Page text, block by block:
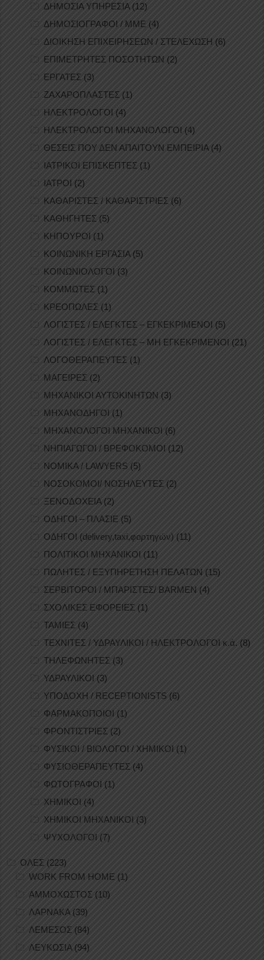
ΔΗΜΟΣΙΑ ΥΠΗΡΕΣΙΑ(12)
ΔΗΜΟΣΙΟΓΡΑΦΟΙ / ΜΜΕ (4)
ΔΙΟΙΚΗΣΗ ΕΠΙΧΕΙΡΗΣΕΩΝ / ΣΤΕΛΕΧΩΣΗ (6)
ΕΠΙΜΕΤΡΗΤΕΣ ΠΟΣΟΤΗΤΩΝ (2)
ΕΡΓΑΤΕΣ (3)
ΖΑΧΑΡΟΠΛΑΣΤΕΣ (1)
ΗΛΕΚΤΡΟΛΟΓΟΙ (4)
ΗΛΕΚΤΡΟΛΟΓΟΙ ΜΗΧΑΝΟΛΟΓΟΙ (4)
ΘΕΣΕΙΣ ΠΟΥ ΔΕΝ ΑΠΑΙΤΟΥΝ ΕΜΠΕΙΡΙΑ(4)
ΙΑΤΡΙΚΟΙ ΕΠΙΣΚΕΠΤΕΣ (1)
ΙΑΤΡΟΙ (2)
ΚΑΘΑΡΙΣΤΕΣ / ΚΑΘΑΡΙΣΤΡΙΕΣ (6)
ΚΑΘΗΓΗΤΕΣ (5)
ΚΗΠΟΥΡΟΙ (1)
ΚΟΙΝΩΝΙΚΗ ΕΡΓΑΣΙΑ(5)
ΚΟΙΝΩΝΙΟΛΟΓΟΙ (3)
ΚΟΜΜΩΤΕΣ (1)
ΚΡΕΟΠΩΛΕΣ (1)
ΛΟΓΙΣΤΕΣ / ΕΛΕΓΚΤΕΣ – ΕΓΚΕΚΡΙΜΕΝΟΙ (5)
ΛΟΓΙΣΤΕΣ / ΕΛΕΓΚΤΕΣ – ΜΗ ΕΓΚΕΚΡΙΜΕΝΟΙ (21)
ΛΟΓΟΘΕΡΑΠΕΥΤΕΣ (1)
ΜΑΓΕΙΡΕΣ (2)
ΜΗΧΑΝΙΚΟΙ ΑΥΤΟΚΙΝΗΤΩΝ (3)
ΜΗΧΑΝΟΔΗΓΟΙ (1)
ΜΗΧΑΝΟΛΟΓΟΙ ΜΗΧΑΝΙΚΟΙ (6)
ΝΗΠΙΑΓΩΓΟΙ / ΒΡΕΦΟΚΟΜΟΙ (12)
ΝΟΜΙΚΑ / LAWYERS (5)
ΝΟΣΟΚΟΜΟΙ/ ΝΟΣΗΛΕΥΤΕΣ (2)
ΞΕΝΟΔΟΧΕΙΑ(2)
ΟΔΗΓΟΙ – ΠΛΑΣΙΕ (5)
ΟΔΗΓΟΙ (delivery,taxi,φορτηγών) (11)
ΠΟΛΙΤΙΚΟΙ ΜΗΧΑΝΙΚΟΙ (11)
ΠΩΛΗΤΕΣ / ΕΞΥΠΗΡΕΤΗΣΗ ΠΕΛΑΤΩΝ (15)
ΣΕΡΒΙΤΟΡΟΙ / ΜΠΑΡΙΣΤΕΣ/ BARMEN (4)
ΣΧΟΛΙΚΕΣ ΕΦΟΡΕΙΕΣ (1)
ΤΑΜΙΕΣ (4)
ΤΕΧΝΙΤΕΣ / ΥΔΡΑΥΛΙΚΟΙ / ΗΛΕΚΤΡΟΛΟΓΟΙ κ.ά. (8)
ΤΗΛΕΦΩΝΗΤΕΣ (3)
ΥΔΡΑΥΛΙΚΟΙ (3)
ΥΠΟΔΟΧΗ / RECEPTIONISTS (6)
ΦΑΡΜΑΚΟΠΟΙΟΙ (1)
ΦΡΟΝΤΙΣΤΡΙΕΣ (2)
ΦΥΣΙΚΟΙ / ΒΙΟΛΟΓΟΙ / ΧΗΜΙΚΟΙ (1)
ΦΥΣΙΟΘΕΡΑΠΕΥΤΕΣ (4)
ΦΩΤΟΓΡΑΦΟΙ (1)
ΧΗΜΙΚΟΙ (4)
ΧΗΜΙΚΟΙ ΜΗΧΑΝΙΚΟΙ (3)
ΨΥΧΟΛΟΓΟΙ (7)
ΟΛΕΣ (223)
WORK FROM HOME (1)
ΑΜΜΟΧΩΣΤΟΣ (10)
ΛΑΡΝΑΚΑ (39)
ΛΕΜΕΣΟΣ (84)
ΛΕΥΚΩΣΙΑ(94)